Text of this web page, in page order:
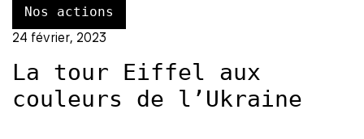
Nos actions
24 février, 2023
La tour Eiffel aux
couleurs de l’Ukraine